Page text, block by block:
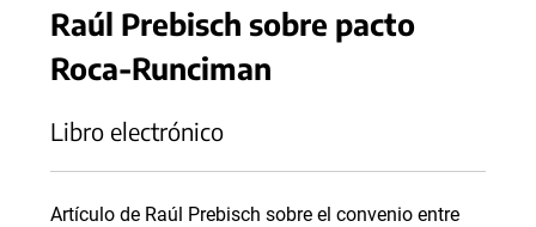
Raúl Prebisch sobre pacto
Roca-Runciman
Libro electrónico
Artículo de Raúl Prebisch sobre el convenio entre